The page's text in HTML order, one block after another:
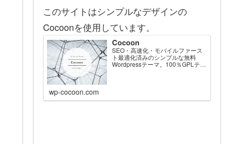
このサイトはシンプルなデザインの
Cocoonを使用しています。
Cocoon
SEO・高速化・モバイルファース
ト最適化済みのシンプルな無料
Wordpressテーマ。100％GPLテー
wp-cocoon.com